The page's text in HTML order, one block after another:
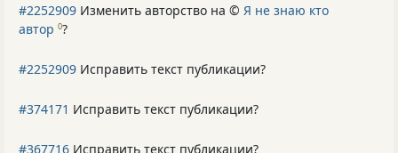
#2252909 Изменить авторство на © Я не знаю кто
автор 0?
#2252909 Исправить текст публикации?
#374171 Исправить текст публикации?
#367716 Исправить текст публикации?